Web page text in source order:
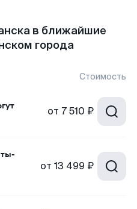
в ближайшие
города
Стоимость
от 7 510 ₽
от 13 499 ₽